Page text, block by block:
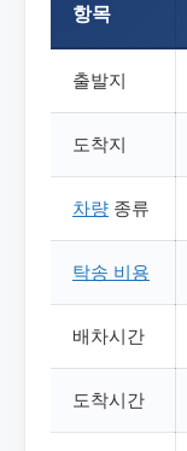
항목
출발지
도착지
차량 종류
탁송 비용
배차시간
도착시간